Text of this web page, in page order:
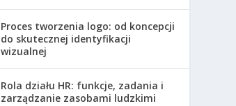
Proces tworzenia logo: od koncepcji
do skutecznej identyfikacji
wizualnej
Rola działu HR: funkcje, zadania i
zarządzanie zasobami ludzkimi